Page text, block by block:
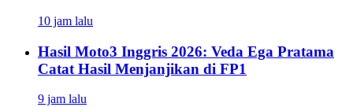
10 jam lalu
Hasil Moto3 Inggris 2026: Veda Ega Pratama
Catat Hasil Menjanjikan di FP1
9 jam lalu